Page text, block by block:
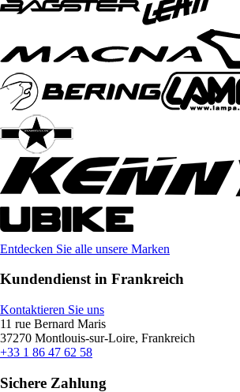
Entdecken Sie alle unsere Marken
Kundendienst in Frankreich
Kontaktieren Sie uns
11 rue Bernard Maris
37270 Montlouis-sur-Loire, Frankreich
+33 1 86 47 62 58
Sichere Zahlung